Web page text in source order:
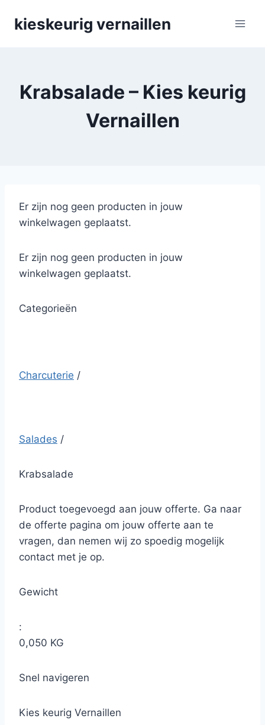
kieskeurig vernaillen
Krabsalade – Kies keurig
Vernaillen
Er zijn nog geen producten in jouw
winkelwagen geplaatst.
Er zijn nog geen producten in jouw
winkelwagen geplaatst.
Categorieën
Charcuterie /
Salades /
Krabsalade
Product toegevoegd aan jouw offerte. Ga naar
de offerte pagina om jouw offerte aan te
vragen, dan nemen wij zo spoedig mogelijk
contact met je op.
Gewicht
:
0,050 KG
Snel navigeren
Kies keurig Vernaillen